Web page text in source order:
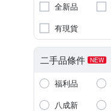
全新品
有現貨
二手品條件 NEW
福利品
八成新